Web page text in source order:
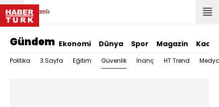
Canlı
Gündem Ekonomi Dünya Spor Magazin Kadın
Politika 3.Sayfa Eğitim Güvenlik İnanç HT Trend